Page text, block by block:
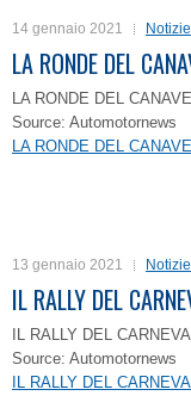
14 gennaio 2021
LA RONDE DEL
LA RONDE DEL
Source: Automotornews
LA RONDE DEL
13 gennaio 2021
IL RALLY DEL
IL RALLY DEL
Source: Automotornews
IL RALLY DEL